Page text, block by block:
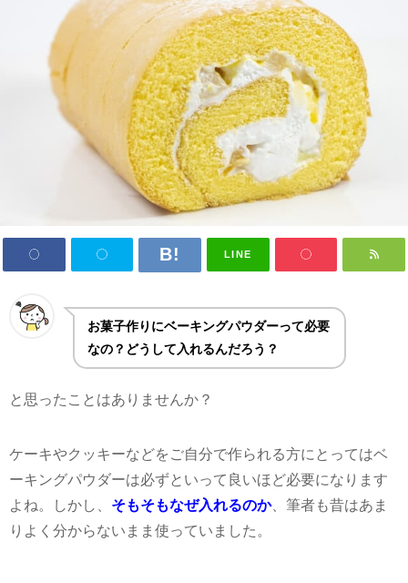
LINE
お菓子作りにベーキングパウダーって必要
なの？どうして入れるんだろう？
と思ったことはありませんか？
ケーキやクッキーなどをご自分で作られる方にとってはベ
ーキングパウダーは必ずといって良いほど必要になります
よね。しかし、 そもそもなぜ入れるのか、筆者も昔はあま
りよく分からないまま使っていました。